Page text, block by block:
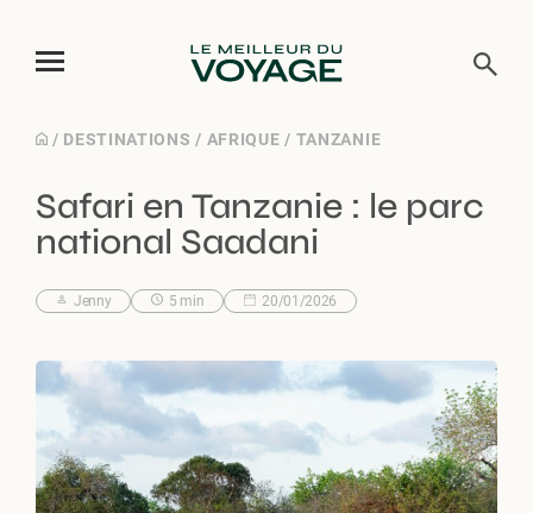
Skip
content
/ DESTINATIONS / AFRIQUE / TANZANIE
Safari en Tanzanie : le parc
national Saadani
Jenny 5 min 20/01/2026